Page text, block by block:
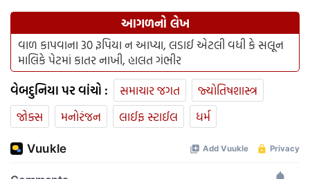
આગળનો લેખ
વાળ કાપવાના 30 રૂપિયા ન આપ્યા, લડાઈ એટલી વધી કે સલૂન
માલિકે પેટમાં કાતર નાખી, હાલત ગંભીર
વેબદુનિયા પર વાંચો : સમાચાર જગત
જ્યોતિષશાસ્ત્ર
જોક્સ
મનોરંજન લાઈફ સ્ટાઈલ ધર્મ